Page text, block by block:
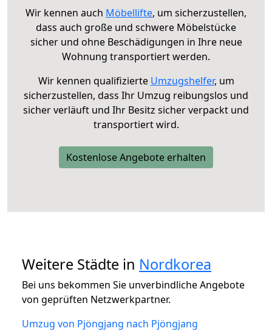
Wir kennen auch Möbellifte, um sicherzustellen,
dass auch große und schwere Möbelstücke
sicher und ohne Beschädigungen in Ihre neue
Wohnung transportiert werden.
Wir kennen qualifizierte Umzugshelfer, um
sicherzustellen, dass Ihr Umzug reibungslos und
sicher verläuft und Ihr Besitz sicher verpackt und
transportiert wird.
Kostenlose Angebote erhalten
Weitere Städte in Nordkorea
Bei uns bekommen Sie unverbindliche Angebote
von geprüften Netzwerkpartner.
Umzug von Pjöngjang nach Pjöngjang